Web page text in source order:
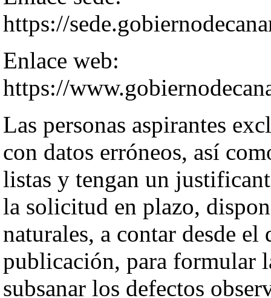
https://
Enlace web:
https://
Las personas aspirantes
con datos erróneos, así
listas y tengan un
la solicitud en plazo,
naturales, a contar desde
publicación, para formular
subsanar los defectos